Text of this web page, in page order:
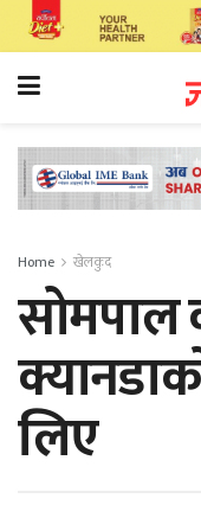
Home खेलकुद
सोमपाल
लिए